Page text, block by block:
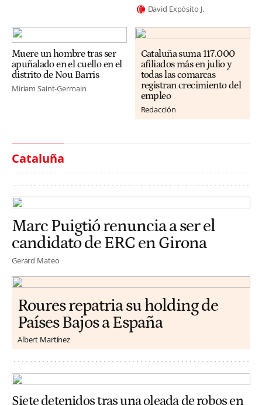
David Expósito J.
Muere un hombre tras ser
apuñalado en el cuello en el
distrito de Nou Barris
Miriam Saint-Germain
Cataluña suma 117.000
afiliados más en julio y
todas las comarcas
registran crecimiento del
empleo
Redacción
Cataluña
Marc Puigtió renuncia a ser el
candidato de ERC en Girona
Gerard Mateo
Roures repatria su holding de
Países Bajos a España
Albert Martínez
Siete detenidos tras una oleada de robos en